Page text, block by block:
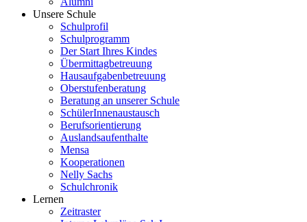
Unsere Schule
Schulprofil
Schulprogramm
Der Start Ihres Kindes
Übermittagbetreuung
Hausaufgabenbetreuung
Oberstufenberatung
Beratung an unserer Schule
SchülerInnenaustausch
Berufsorientierung
Auslandsaufenthalte
Mensa
Kooperationen
Nelly Sachs
Schulchronik
Lernen
Zeitraster